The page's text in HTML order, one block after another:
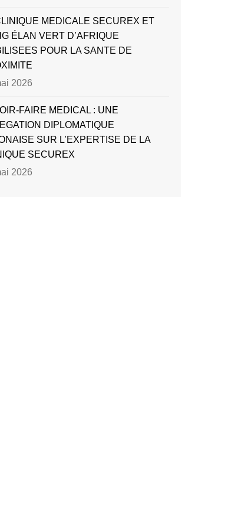
MEDICALE SECUREX ET
ÉLAN VERT D’AFRIQUE
POUR LA SANTE DE
2026
FAIRE MEDICAL : UNE
DIPLOMATIQUE
SUR L’EXPERTISE DE LA
SECUREX
2026